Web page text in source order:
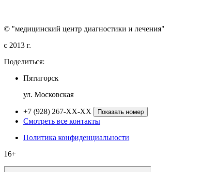
© "медицинский центр диагностики и лечения"
c 2013 г.
Поделиться:
Пятигорск
ул. Московская
+7 (928) 267-XX-XX Показать номер
Смотреть все контакты
Политика конфиденциальности
16+